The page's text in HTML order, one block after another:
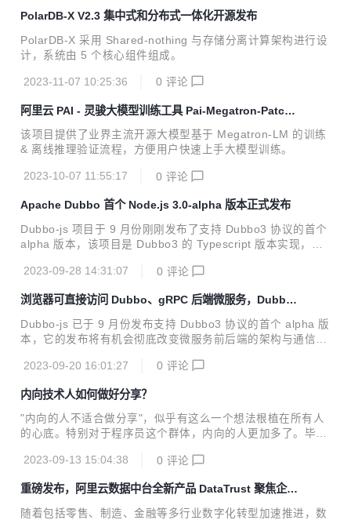
PolarDB-X V2.3 集中式和分布式一体化开源发布
PolarDB-X 采用 Shared-nothing 与存储分离计算架构进行设
计，系统由 5 个核心组件组成。
2023-11-07 10:25:36 0 评论
阿里云 PAI - 灵骏大模型训练工具 Pai-Megatron-Patch
正式开源
该项目提供了业界主流开源大模型基于 Megatron-LM 的训练
& 离线推理验证流程，方便用户快速上手大模型训练。
2023-10-07 11:55:17 0 评论
Apache Dubbo 首个 Node.js 3.0-alpha 版本正式发布
Dubbo-js 项目于 9 月份刚刚发布了支持 Dubbo3 协议的首个
alpha 版本，该项目是 Dubbo3 的 Typescript 版本实现，提
2023-09-28 14:31:07
0 评论
浏览器可直接访问 Dubbo、gRPC 后端微服务，Dubbo-
js 首个 alpha 版本来了！
Dubbo-js 已于 9 月份发布支持 Dubbo3 协议的首个 alpha 版
本，它的发布将有机会彻底改变微服务前后端的架构与通信模
o、gRPC 服务。
2023-09-20 16:01:27 0 评论
内向技术人如何做好分享？
"内向的人不适合做分享"，似乎有这么一个想法根植在所有人
的心底。特别对于程序员这个群体，内向的人更加多了。毕
因为不太喜欢和人打交道。但是经过这些年的实践，我逐渐发
当好的分享的。
2023-09-13 15:04:38 0 评论
重磅发布，阿里云数据中台全新产品 DataTrust 聚焦企业
数据安全保障
随着包括零售、制造、金融等多行业数字化转型加速推进，数